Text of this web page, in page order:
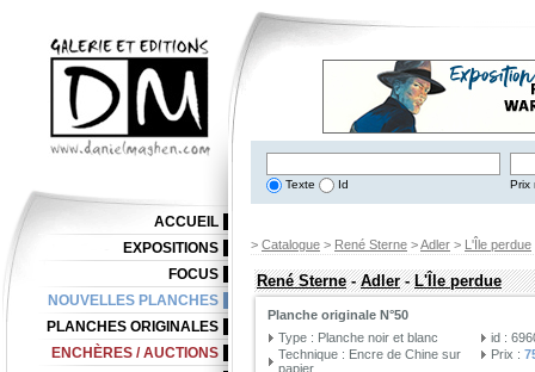
Texte Id Prix
> Catalogue > René Sterne >Adler > L'Île perdue
René Sterne-Adler-L'Île perdue
Planche originale N°50
Type : Planche noir et blanc
Technique : Encre de Chine sur
papier
id :
Prix :
ACCUEIL
EXPOSITIONS
FOCUS
NOUVELLES PLANCHES
PLANCHES ORIGINALES
ENCHÈRES / AUCTIONS